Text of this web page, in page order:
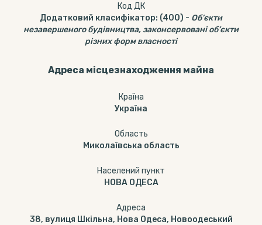
Код ДК
Додатковий класифікатор: (400) - Об’єкти
незавершеного будівництва, законсервовані об’єкти
різних форм власності
Адреса місцезнаходження майна
Країна
Україна
Область
Миколаївська область
Населений пункт
НОВА ОДЕСА
Адреса
38, вулиця Шкільна, Нова Одеса, Новоодеський